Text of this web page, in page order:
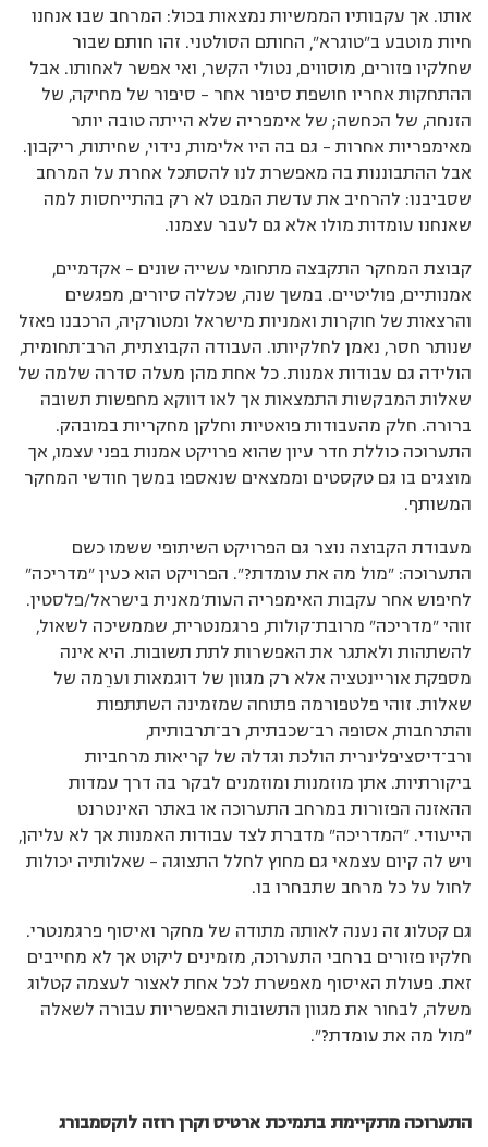
אותו. אך עקבותיו הממשיות נמצאות בכול: המרחב שבו אנחנו
חיות מוטבע ב"טוגרא", החותם הסולטני. זהו חותם שבור
שחלקיו פזורים, מוסווים, נטולי הקשר, ואי אפשר לאחותו. אבל
ההתחקות אחריו חושפת סיפור אחר – סיפור של מחיקה, של
הזנחה, של הכחשה; של אימפריה שלא הייתה טובה יותר
מאימפריות אחרות – גם בה היו אלימות, נידוי, שחיתות, ריקבון.
אבל ההתבוננות בה מאפשרת לנו להסתכל אחרת על המרחב
שסביבנו: להרחיב את עדשת המבט לא רק בהתייחסות למה
שאנחנו עומדות מולו אלא גם לעבר עצמנו.
קבוצת המחקר התקבצה מתחומי עשייה שונים – אקדמיים,
אמנותיים, פוליטיים. במשך שנה, שכללה סיורים, מפגשים
והרצאות של חוקרות ואמניות מישראל ומטורקיה, הרכבנו פאזל
שנותר חסר, נאמן לחלקיותו. העבודה הקבוצתית, הרב־תחומית,
הולידה גם עבודות אמנות. כל אחת מהן מעלה סדרה שלמה של
שאלות המבקשות התמצאות אך לאו דווקא מחפשות תשובה
ברורה. חלק מהעבודות פואטיות וחלקן מחקריות במובהק.
התערוכה כוללת חדר עיון שהוא פרויקט אמנות בפני עצמו, אך
מוצגים בו גם טקסטים וממצאים שנאספו במשך חודשי המחקר
המשותף.
מעבודת הקבוצה נוצר גם הפרויקט השיתופי ששמו כשם
התערוכה: "מול מה את עומדת?". הפרויקט הוא כעין "מדריכה"
לחיפוש אחר עקבות האימפריה העות'מאנית בישראל/פלסטין.
זוהי "מדריכה" מרובת־קולות, פרגמנטרית, שממשיכה לשאול,
להשתהות ולאתגר את האפשרות לתת תשובות. היא אינה
מספקת אוריינטציה אלא רק מגוון של דוגמאות וערֵמה של
שאלות. זוהי פלטפורמה פתוחה שמזמינה השתתפות
והתרחבות, אסופה רב־שכבתית, רב־תרבותית,
ורב־דיסציפלינרית הולכת וגדלה של קריאות מרחביות
ביקורתיות. אתן מוזמנות ומוזמנים לבקר בה דרך עמדות
ההאזנה הפזורות במרחב התערוכה או באתר האינטרנט
הייעודי. "המדריכה" מדברת לצד עבודות האמנות אך לא עליהן,
ויש לה קיום עצמאי גם מחוץ לחלל התצוגה – שאלותיה יכולות
לחול על כל מרחב שתבחרו בו.
גם קטלוג זה נענה לאותה מתודה של מחקר ואיסוף פרגמנטרי.
חלקיו פזורים ברחבי התערוכה, מזמינים ליקוט אך לא מחייבים
זאת. פעולת האיסוף מאפשרת לכל אחת לאצור לעצמה קטלוג
משלה, לבחור את מגוון התשובות האפשריות עבורה לשאלה
"מול מה את עומדת?".
התערוכה מתקיימת בתמיכת ארטיס וקרן רוזה לוקסמבורג